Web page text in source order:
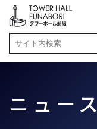
ニュース